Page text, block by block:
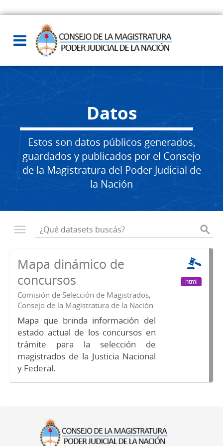
Datos
Estos son datos públicos generados,
guardados y publicados por el Consejo
de la Magistratura del Poder Judicial de
la Nación
Mapa dinámico de
concursos
Comisión de Selección de Magistrados,
Consejo de la Magistratura de la Nación
Mapa que brinda información del
estado actual de los concursos en
trámite para la selección de
magistrados de la Justicia Nacional
y Federal.
html